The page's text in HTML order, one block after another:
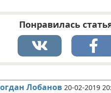
Понравилась
Лобанов 20-02-2019